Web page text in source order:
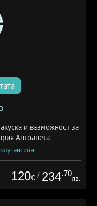
и възможност за
Антоанета
120€ / 234.70
лв.